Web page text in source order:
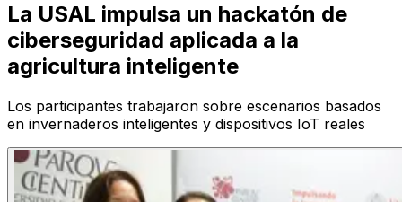
La USAL impulsa un hackatón de
ciberseguridad aplicada a la
agricultura inteligente
Los participantes trabajaron sobre escenarios basados
en invernaderos inteligentes y dispositivos IoT reales